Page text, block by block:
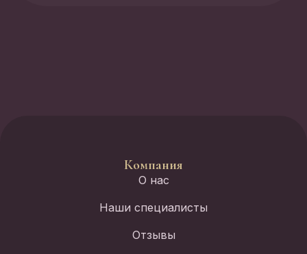
Компания
О нас
Наши специалисты
Отзывы